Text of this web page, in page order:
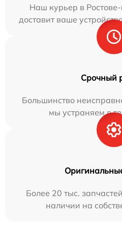
Наш курьер в
доставит ваше
Срочный
Большинство
мы устраняем в
Более 20 тыс.
наличии на